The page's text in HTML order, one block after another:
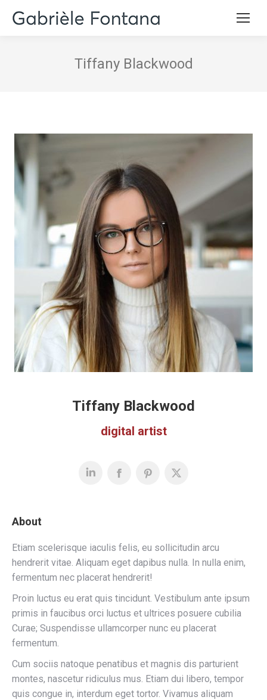
Tiffany Blackwood
Tiffany Blackwood
digital artist
About
Etiam scelerisque iaculis felis, eu sollicitudin arcu
hendrerit vitae. Aliquam eget dapibus nulla. In nulla enim,
fermentum nec placerat hendrerit!
Proin luctus eu erat quis tincidunt. Vestibulum ante ipsum
primis in faucibus orci luctus et ultrices posuere cubilia
Curae; Suspendisse ullamcorper nunc eu placerat
fermentum.
Cum sociis natoque penatibus et magnis dis parturient
montes, nascetur ridiculus mus. Etiam dui libero, tempor
quis congue in, interdum eget tortor. Vivamus aliquam